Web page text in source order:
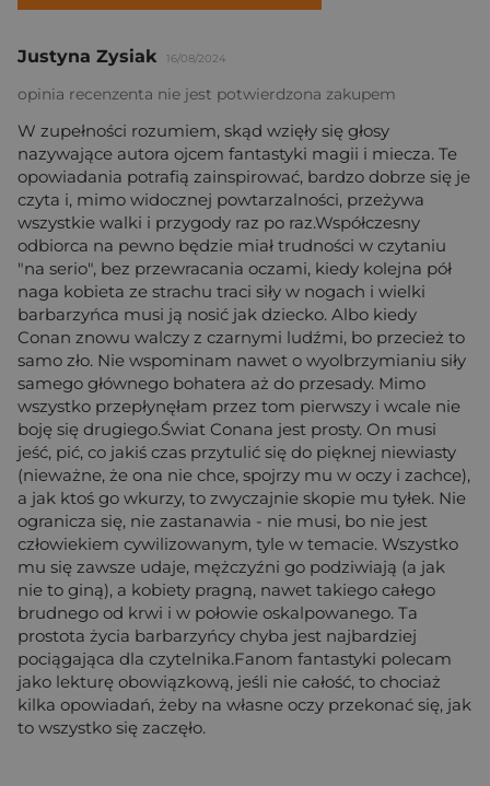
Justyna Zysiak 16/08/2024
opinia recenzenta nie jest potwierdzona zakupem
W zupełności rozumiem, skąd wzięły się głosy
nazywające autora ojcem fantastyki magii i miecza. Te
opowiadania potrafią zainspirować, bardzo dobrze się je
czyta i, mimo widocznej powtarzalności, przeżywa
wszystkie walki i przygody raz po raz.Współczesny
odbiorca na pewno będzie miał trudności w czytaniu
"na serio", bez przewracania oczami, kiedy kolejna pół
naga kobieta ze strachu traci siły w nogach i wielki
barbarzyńca musi ją nosić jak dziecko. Albo kiedy
Conan znowu walczy z czarnymi ludźmi, bo przecież to
samo zło. Nie wspominam nawet o wyolbrzymianiu siły
samego głównego bohatera aż do przesady. Mimo
wszystko przepłynęłam przez tom pierwszy i wcale nie
boję się drugiego.Świat Conana jest prosty. On musi
jeść, pić, co jakiś czas przytulić się do pięknej niewiasty
(nieważne, że ona nie chce, spojrzy mu w oczy i zachce),
a jak ktoś go wkurzy, to zwyczajnie skopie mu tyłek. Nie
ogranicza się, nie zastanawia - nie musi, bo nie jest
człowiekiem cywilizowanym, tyle w temacie. Wszystko
mu się zawsze udaje, mężczyźni go podziwiają (a jak
nie to giną), a kobiety pragną, nawet takiego całego
brudnego od krwi i w połowie oskalpowanego. Ta
prostota życia barbarzyńcy chyba jest najbardziej
pociągająca dla czytelnika.Fanom fantastyki polecam
jako lekturę obowiązkową, jeśli nie całość, to chociaż
kilka opowiadań, żeby na własne oczy przekonać się, jak
to wszystko się zaczęło.